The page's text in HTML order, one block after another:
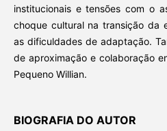
institucionais e tensões com o
choque cultural na transição da
as dificuldades de adaptação.
de aproximação e colaboração
Pequeno Willian.
BIOGRAFIA DO AUTOR